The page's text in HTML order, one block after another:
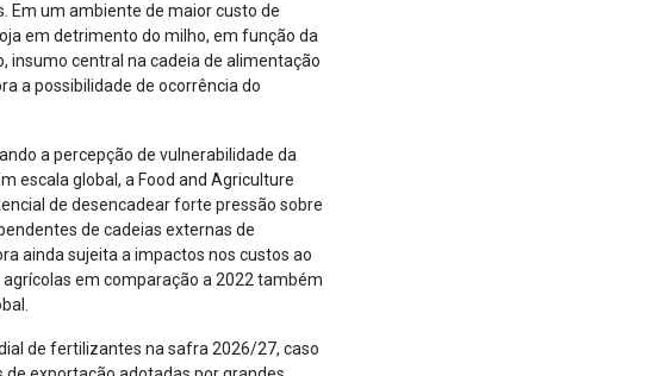
Em um ambiente de maior custo de
em detrimento do milho, em função da
insumo central na cadeia de alimentação
a possibilidade de ocorrência do
a percepção de vulnerabilidade da
escala global, a Food and Agriculture
de desencadear forte pressão sobre
de cadeias externas de
ainda sujeita a impactos nos custos ao
em comparação a 2022 também
de fertilizantes na safra 2026/27, caso